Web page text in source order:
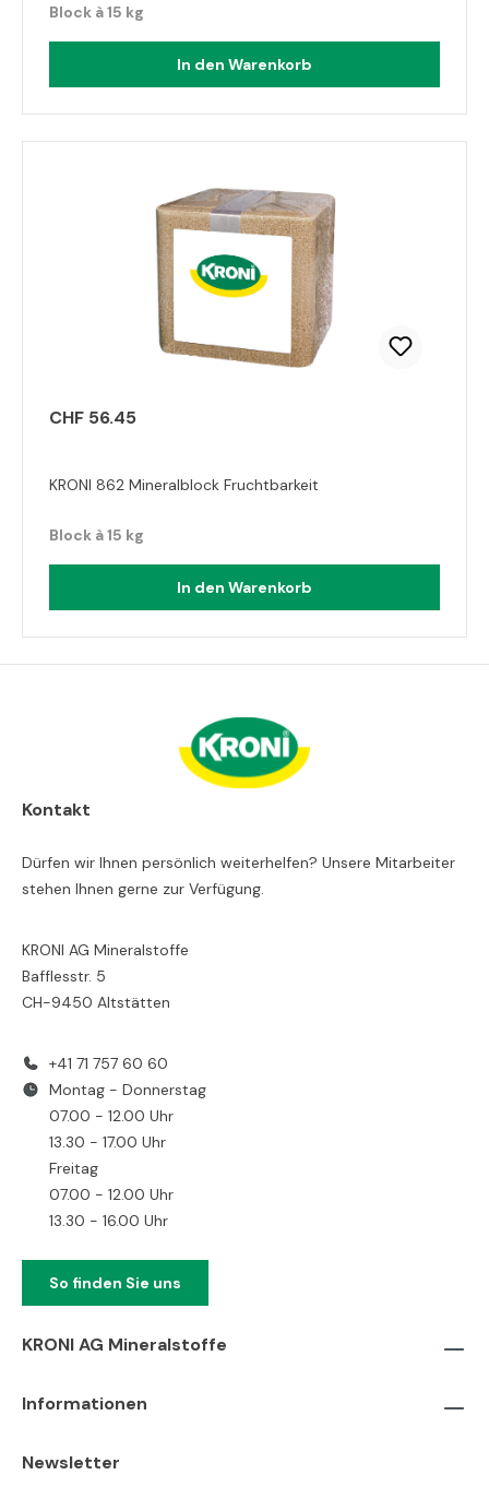
Block à 15 kg
In den Warenkorb
CHF 56.45
KRONI 862 Mineralblock Fruchtbarkeit
Block à 15 kg
In den Warenkorb
Kontakt
Dürfen wir Ihnen persönlich weiterhelfen? Unsere Mitarbeiter
stehen Ihnen gerne zur Verfügung.
KRONI AG Mineralstoffe
Bafflesstr. 5
CH-9450 Altstätten
+41 71 757 60 60
Montag - Donnerstag
07.00 - 12.00 Uhr
13.30 - 17.00 Uhr
Freitag
07.00 - 12.00 Uhr
13.30 - 16.00 Uhr
So finden Sie uns
KRONI AG Mineralstoffe
Informationen
Newsletter